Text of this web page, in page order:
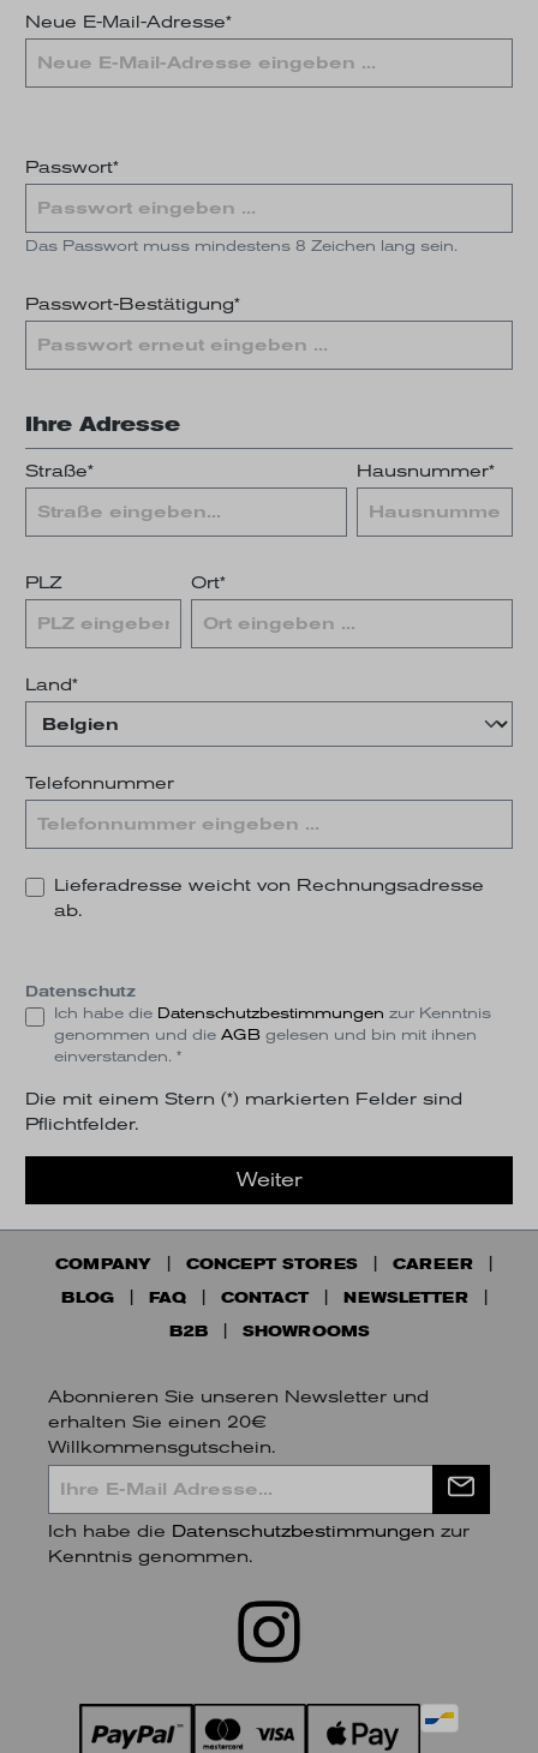
Neue E-Mail-Adresse*
Passwort*
Das Passwort muss mindestens 8 Zeichen lang sein.
Passwort-Bestätigung*
Ihre Adresse
Straße* Hausnummer*
PLZ Ort*
Land*
Telefonnummer
Lieferadresse weicht von Rechnungsadresse
ab.
Datenschutz
Ich habe die Datenschutzbestimmungen zur Kenntnis
genommen und die AGB gelesen und bin mit ihnen
einverstanden. *
Die mit einem Stern (*) markierten Felder sind
Pflichtfelder.
Weiter
COMPANY CONCEPT STORES
CAREER
BLOG
FAQ CONTACT
NEWSLETTER
B2B
SHOWROOMS
Abonnieren Sie unseren Newsletter und
erhalten Sie einen 20€
Willkommensgutschein.
Ich habe die Datenschutzbestimmungen zur
Kenntnis genommen.